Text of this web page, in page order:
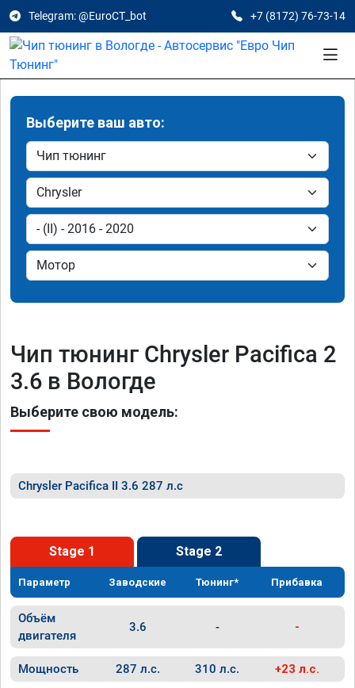
Telegram: @EuroCT_bot +7 (8172) 76-73-14
Выберите ваш авто:
Чип тюнинг Chrysler Pacifica 2
3.6 в Вологде
Выберите свою модель:
Chrysler Pacifica II 3.6 287 л.с
Stage 1 Stage 2
Параметр Заводские Тюнинг* Прибавка
Объём
двигателя
3.6 - -
Мощность 287 л.с. 310 л.с. +23 л.с.